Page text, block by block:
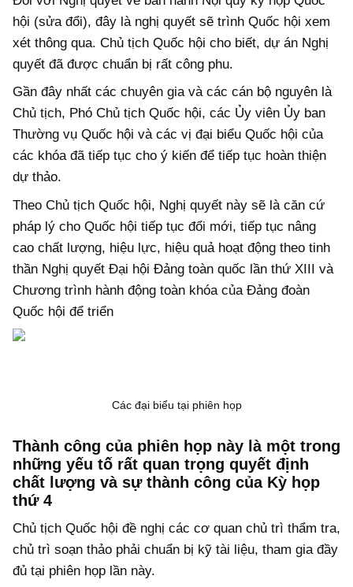
hội (sửa đổi), đây là nghị quyết sẽ trình Quốc hội xem
xét thông qua. Chủ tịch Quốc hội cho biết, dự án Nghị
quyết đã được chuẩn bị rất công phu.
Gần đây nhất các chuyên gia và các cán bộ nguyên là
Chủ tịch, Phó Chủ tịch Quốc hội, các Ủy viên Ủy ban
Thường vụ Quốc hội và các vị đại biểu Quốc hội của
các khóa đã tiếp tục cho ý kiến để tiếp tục hoàn thiện
dự thảo.
Theo Chủ tịch Quốc hội, Nghị quyết này sẽ là căn cứ
pháp lý cho Quốc hội tiếp tục đổi mới, tiếp tục nâng
cao chất lượng, hiệu lực, hiệu quả hoạt động theo tinh
thần Nghị quyết Đại hội Đảng toàn quốc lần thứ XIII và
Chương trình hành động toàn khóa của Đảng đoàn
Quốc hội để triển
Các đại biểu tại phiên họp
Thành công của phiên họp này là một trong
những yếu tố rất quan trọng quyết định
chất lượng và sự thành công của Kỳ họp
thứ 4
Chủ tịch Quốc hội đề nghị các cơ quan chủ trì thẩm tra,
chủ trì soạn thảo phải chuẩn bị kỹ tài liệu, tham gia đầy
đủ tại phiên họp lần này.